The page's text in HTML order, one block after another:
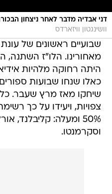
דני אבדיה מדבר לאחר ניצחון
וושינגטון וויזארדס
מאחורינו. הלו"ז השתנה,
היתה רחוקה מלהיות
כאלו שנחו שבועות
שיחקו מאז מרץ שעבר. כל
צפויות, ויעידו על כך
50% ומעלה: קליבלנד,
וסקרמנטו.